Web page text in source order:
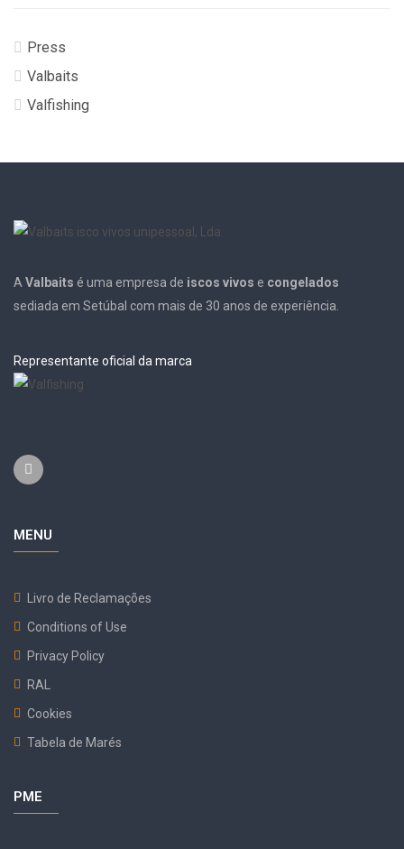
Press
Valbaits
Valfishing
A Valbaits é uma empresa de iscos vivos e congelados
sediada em Setúbal com mais de 30 anos de experiência.
Representante oficial da marca
MENU
Livro de Reclamações
Conditions of Use
Privacy Policy
RAL
Cookies
Tabela de Marés
PME